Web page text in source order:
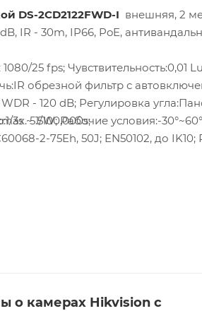
DS-2CD2122FWD-I внешняя, 2
IR - 30m, IP66, PoE,
25 fps; Чувствительность:0,01
обрезной фильтр с
- 120 dB; Регулировка
3s ~ 1/100,000s;
5.5W; Рабочие условия:-
2-75Eh, 50J; EN50102, до IK10;
о камерах Hikvision с